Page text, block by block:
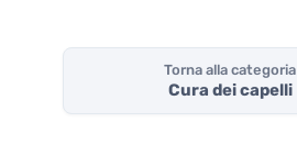
Torna alla categoria
Cura dei capelli